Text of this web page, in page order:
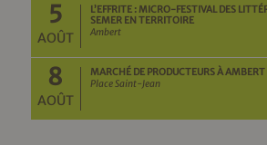
5
AOÛT
L’EFFRITE : MICRO-FESTIVAL DES
SEMER EN TERRITOIRE
Ambert
8
AOÛT
MARCHÉ DE PRODUCTEURS À AMBERT
Place Saint-Jean